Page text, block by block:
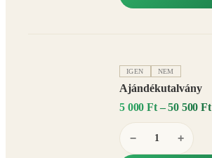
IGEN NEM
Ajándékutalvány
5 000 Ft – 50 500 Ft
− +